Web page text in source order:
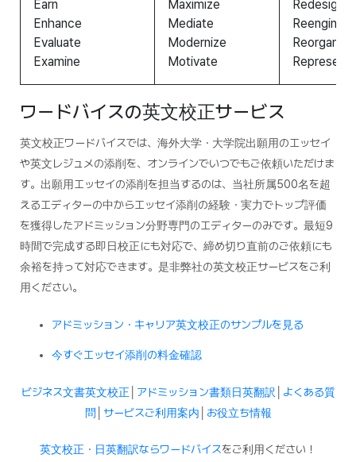
Earn
Enhance
Evaluate
Examine
Maximize
Mediate
Modernize
Motivate
Redesign
Reengineer
Reorganize
Represent
ワードバイスの英文校正サービス
英文校正ワードバイスでは、海外大学・大学院出願用のエッセイ
や英文レジュメの添削を、オンラインでいつでもご依頼いただけま
す。出願用エッセイの添削を担当するのは、当社所属500名を超
えるエディターの中からエッセイ添削の経験・実力でトップ評価
を獲得したアドミッション分野専門のエディターのみです。最短9
時間で完成する即日校正にも対応で、締め切り直前のご依頼にも
余裕を持って対応できます。是非弊社の英文校正サービスをご利
用ください。
アドミッション・キャリア英文校正のサンプルを見る
今すぐエッセイ添削の料金確認
ビジネス文書英文校正 アドミッション書類日英翻訳
よくある質
問
サービスご利用案内 お役立ち情報
英文校正・日英翻訳ならワードバイスをご利用ください！